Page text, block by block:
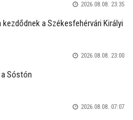
2026.08.08. 23:35
a Székesfehérvári Királyi
2026.08.08. 23:00
Sóstón
2026.08.08. 07:07